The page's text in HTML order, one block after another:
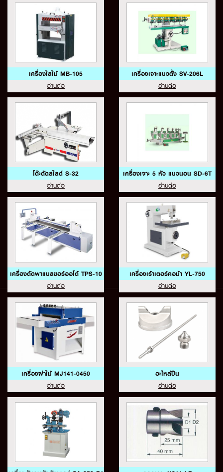
เครื่องไสไม้ MB-105
อ่านต่อ
เครื่องเจาะแนวตั้ง SV-206L
อ่านต่อ
โต๊ะตัดสไลด์ S-32
อ่านต่อ
เครื่องเจาะ 5 หัว แนวนอน SD-6T
อ่านต่อ
เครื่องตัดพาแนลซอร์ออโต้ TPS-10
อ่านต่อ
เครื่องเร้าเตอร์คอม้า YL-750
อ่านต่อ
เครื่องผ่าไม้ MJ141-0450
อ่านต่อ
อะไหล่ปืน
อ่านต่อ